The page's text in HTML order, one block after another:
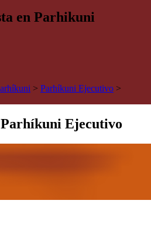
en Parhikuni
> Parhíkuni Ejecutivo >
Parhíkuni Ejecutivo